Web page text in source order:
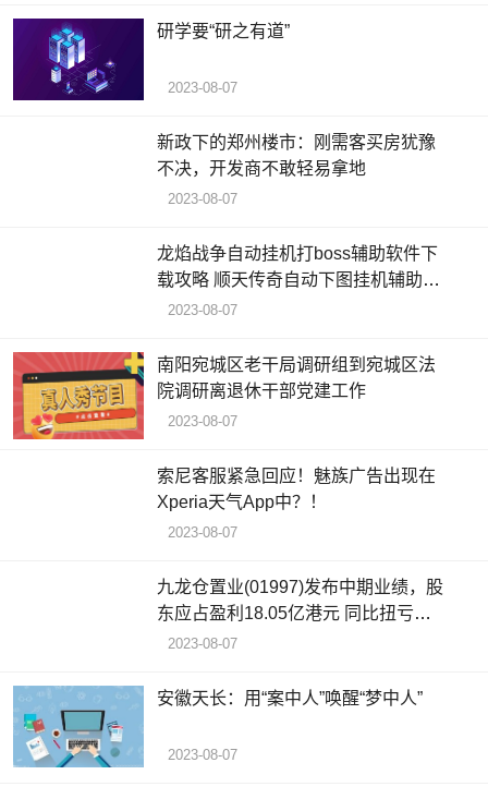
研学要“研之有道”
2023-08-07
新政下的郑州楼市：刚需客买房犹豫
不决，开发商不敢轻易拿地
2023-08-07
龙焰战争自动挂机打boss辅助软件下
载攻略 顺天传奇自动下图挂机辅助脚
本攻略
2023-08-07
南阳宛城区老干局调研组到宛城区法
院调研离退休干部党建工作
2023-08-07
索尼客服紧急回应！魅族广告出现在
Xperia天气App中？！
2023-08-07
九龙仓置业(01997)发布中期业绩，股
东应占盈利18.05亿港元 同比扭亏为
盈 中期息每股0.67港元
2023-08-07
安徽天长：用“案中人”唤醒“梦中人”
2023-08-07